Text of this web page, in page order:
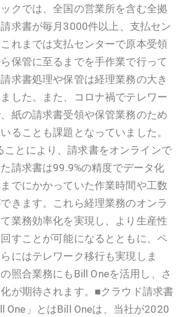
クでは、全国の営業所を含む全拠
求書が毎月3000件以上、支払セン
れまでは支払センターで原本受領
保管に至るまでを手作業で行って
求書処理や保管は経理業務の大き
した。また、コロナ禍でテレワー
紙の請求書受領や保管業務のため
ることも課題となっていました。
ことにより、請求書をオンラインで
請求書は99.9%の精度でデータ化
でにかかっていた作業時間や工数
きます。これら経理業務のオンラ
業務効率化を実現し、より生産性
すことが可能になるとともに、ペ
にはテレワーク移行も実現しま
照合業務にもBill Oneを活用し、さ
が期待されます。■クラウド請求書
One」とはBill Oneは、当社が2020